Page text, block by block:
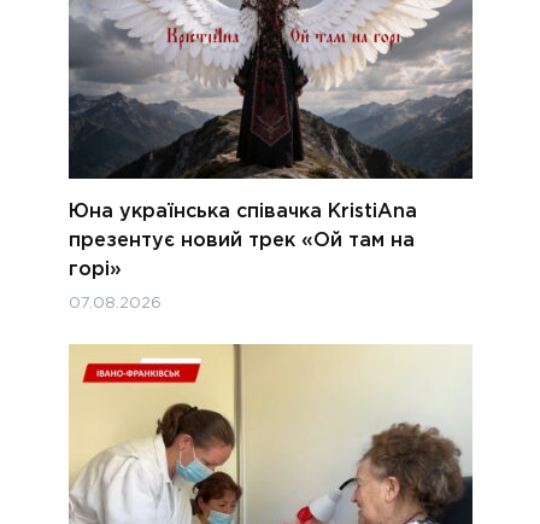
Юна українська співачка KristiAna
презентує новий трек «Ой там на
горі»
07.08.2026